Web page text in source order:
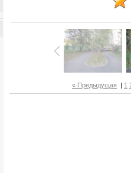
« Предыдущая | 1